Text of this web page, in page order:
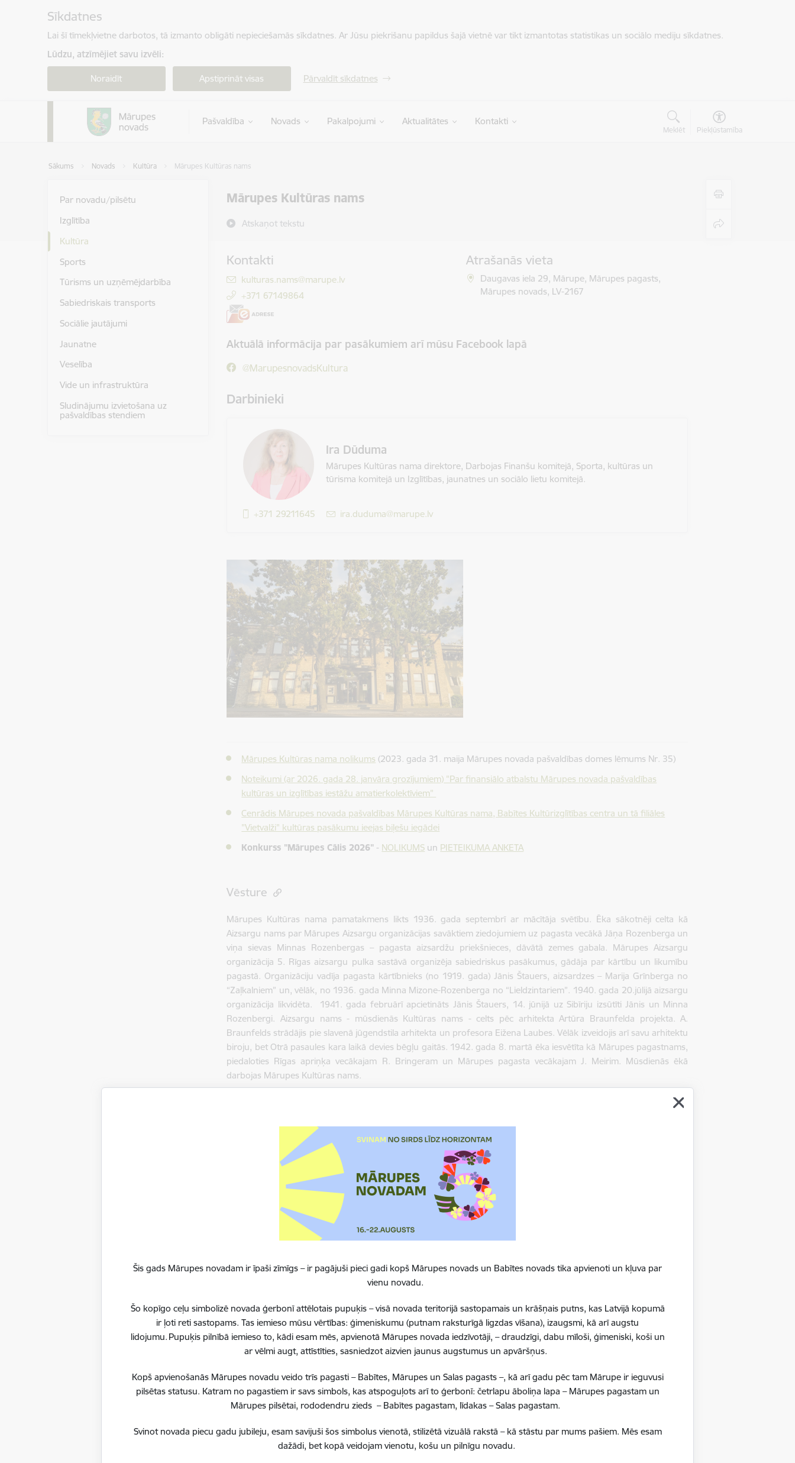
Sīkdatnes
Lai šī tīmekļvietne darbotos, tā izmanto obligāti nepieciešamās sīkdatnes. Ar Jūsu piekrišanu papildus šajā vietnē var tikt izmantotas statistikas un sociālo mediju sīkdatnes.
Lūdzu, atzīmējiet savu izvēli:
Noraidīt Apstiprināt visas Pārvaldīt sīkdatnes
Pašvaldība Novads Pakalpojumi Aktualitātes Kontakti
Meklēt Piekļūstamība
Sākums Novads Kultūra Mārupes Kultūras nams
Mārupes Kultūras nams
Atskaņot tekstu
Šis gads Mārupes novadam ir īpaši zīmīgs – ir pagājuši pieci gadi kopš Mārupes novads un Babītes novads tika apvienoti un kļuva par
vienu novadu.
Šo kopīgo ceļu simbolizē novada ģerbonī attēlotais pupuķis – visā novada teritorijā sastopamais un krāšņais putns, kas Latvijā kopumā
ir ļoti reti sastopams. Tas iemieso mūsu vērtības: ģimeniskumu (putnam raksturīgā ligzdas vīšana), izaugsmi, kā arī augstu
lidojumu. Pupuķis pilnībā iemieso to, kādi esam mēs, apvienotā Mārupes novada iedzīvotāji, – draudzīgi, dabu mīloši, ģimeniski, koši un
ar vēlmi augt, attīstīties, sasniedzot aizvien jaunus augstumus un apvāršņus.
Kopš apvienošanās Mārupes novadu veido trīs pagasti – Babītes, Mārupes un Salas pagasts –, kā arī gadu pēc tam Mārupe ir ieguvusi
pilsētas statusu. Katram no pagastiem ir savs simbols, kas atspoguļots arī to ģerbonī: četrlapu āboliņa lapa – Mārupes pagastam un
Mārupes pilsētai, rododendru zieds – Babītes pagastam, līdakas – Salas pagastam.
Svinot novada piecu gadu jubileju, esam savijuši šos simbolus vienotā, stilizētā vizuālā rakstā – kā stāstu par mums pašiem. Mēs esam
dažādi, bet kopā veidojam vienotu, košu un pilnīgu novadu.
Par novadu/pilsētu
Izglītība
Kultūra
Sports
Tūrisms un uzņēmējdarbība
Sabiedriskais transports
Sociālie jautājumi
Jaunatne
Veselība
Vide un infrastruktūra
Sludinājumu izvietošana uz
pašvaldības stendiem
Kontakti
E-pasts:
kulturas.nams@marupe.lv
+371 67149864
Atrašanās vieta
Daugavas iela 29, Mārupe, Mārupes pagasts,
Mārupes novads, LV-2167
Aktuālā informācija par pasākumiem arī mūsu Facebook lapā
@MarupesnovadsKultura
Darbinieki
Ira Dūduma
Mārupes Kultūras nama direktore, Darbojas Finanšu komitejā, Sporta, kultūras un
tūrisma komitejā un Izglītības, jaunatnes un sociālo lietu komitejā.
+371 29211645 E-pasts:
ira.duduma@marupe.lv
Mārupes Kultūras nama nolikums (2023. gada 31. maija Mārupes novada pašvaldības domes lēmums Nr. 35)
Noteikumi (ar 2026. gada 28. janvāra grozījumiem) "Par finansiālo atbalstu Mārupes novada pašvaldības
kultūras un izglītības iestāžu amatierkolektīviem"
Cenrādis Mārupes novada pašvaldības Mārupes Kultūras nama, Babītes Kultūrizglītības centra un tā filiāles
"Vietvalži" kultūras pasākumu ieejas biļešu iegādei
Konkurss "Mārupes Cālis 2026" - NOLIKUMS un PIETEIKUMA ANKETA
Vēsture
Mārupes Kultūras nama pamatakmens likts 1936. gada septembrī ar mācītāja svētību. Ēka sākotnēji celta kā
Aizsargu nams par Mārupes Aizsargu organizācijas savāktiem ziedojumiem uz pagasta vecākā Jāņa Rozenberga un
viņa sievas Minnas Rozenbergas – pagasta aizsardžu priekšnieces, dāvātā zemes gabala. Mārupes Aizsargu
organizācija 5. Rīgas aizsargu pulka sastāvā organizēja sabiedriskus pasākumus, gādāja par kārtību un likumību
pagastā. Organizāciju vadīja pagasta kārtībnieks (no 1919. gada) Jānis Štauers, aizsardzes – Marija Grīnberga no
“Zaļkalniem” un, vēlāk, no 1936. gada Minna Mizone-Rozenberga no “Lieldzintariem”. 1940. gada 20.jūlijā aizsargu
organizācija likvidēta. 1941. gada februārī apcietināts Jānis Štauers, 14. jūnijā uz Sibīriju izsūtīti Jānis un Minna
Rozenbergi. Aizsargu nams - mūsdienās Kultūras nams - celts pēc arhitekta Artūra Braunfelda projekta. A.
Braunfelds strādājis pie slavenā jūgendstila arhitekta un profesora Eižena Laubes. Vēlāk izveidojis arī savu arhitektu
biroju, bet Otrā pasaules kara laikā devies bēgļu gaitās. 1942. gada 8. martā ēka iesvētīta kā Mārupes pagastnams,
piedaloties Rīgas apriņķa vecākajam R. Bringeram un Mārupes pagasta vecākajam J. Meirim. Mūsdienās ēkā
darbojas Mārupes Kultūras nams.
Telpu noma pasākumiem
Kolektīvi